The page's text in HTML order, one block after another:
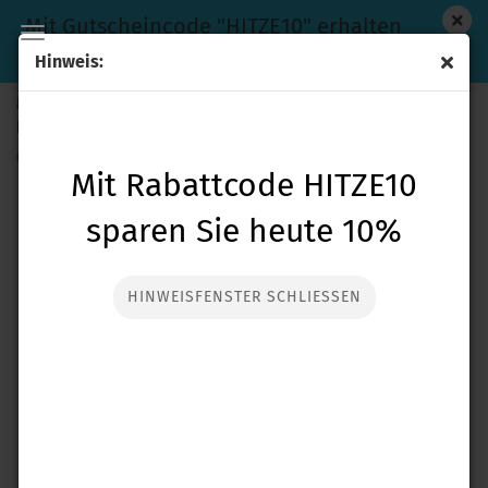
Hinweis:
Mit Rabattcode HITZE10
sparen Sie heute 10%
HINWEISFENSTER SCHLIESSEN
Mit Gutscheincode "HITZE10" erhalten
Sie heute 10% Rabatt auf den Einkauf
Minelab EQX15 Suchspule für Equinox-Serie & X-Terra